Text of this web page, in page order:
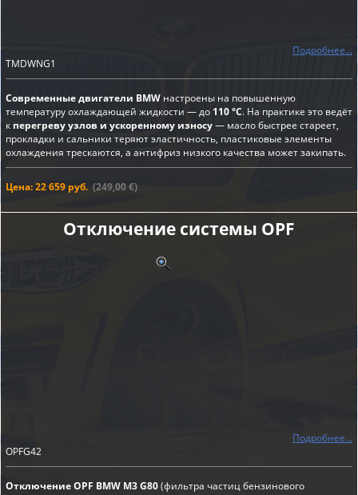
Подробнее...
TMDWNG1
Современные двигатели BMW настроены на повышенную
температуру охлаждающей жидкости — до 110 °C. На практике это ведёт
к перегреву узлов и ускоренному износу— масло быстрее стареет,
прокладки и сальники теряют эластичность, пластиковые элементы
охлаждения трескаются, а антифриз низкого качества может закипать.
Цена: 22 659 руб. (249,00 €)
Отключение системы OPF
Подробнее...
OPFG42
Отключение OPF BMW M3 G80(фильтра частиц бензинового